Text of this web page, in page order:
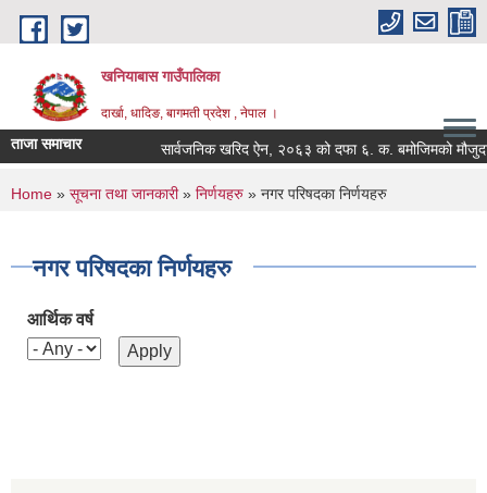
Skip to main content
खनियाबास गाउँपालिका
दार्खा, धादिङ, बागमती प्रदेश , नेपाल ।
ताजा समाचार सार्वजनिक खरिद ऐन, २०६३ को दफा ६. क. बमोजिमको मौजुदा
You are here
Home » सूचना तथा जानकारी» निर्णयहरु » नगर परिषदका निर्णयहरु
नगर परिषदका निर्णयहरु
आर्थिक वर्ष